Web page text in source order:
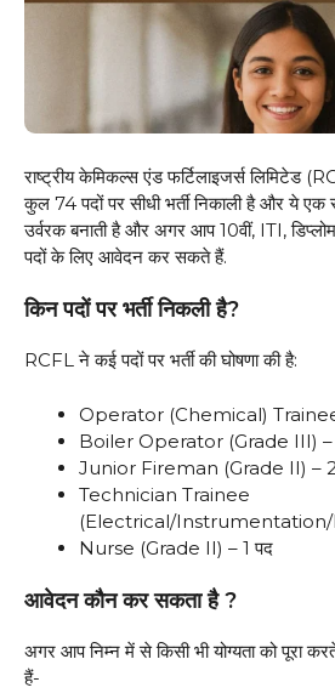
राष्ट्रीय केमिकल्स एंड फर्टिलाइजर्स लिमिटेड
कुल 74 पदों पर सीधी भर्ती निकाली है और ये
उर्वरक बनाती है और अगर आप 10वीं, ITI,
पदों के लिए आवेदन कर सकते हैं.
किन पदों पर भर्ती निकली है?
RCFL ने कई पदों पर भर्ती की घोषणा की है:
Operator (Chemical)
Boiler Operator (Grade III) –
Junior Fireman (Grade II) –
Technician Trainee
(Electrical/Instrumentation/
Nurse (Grade II) – 1 पद
आवेदन कौन कर सकता है ?
अगर आप निम्न में से किसी भी योग्यता को पूरा
हैं-